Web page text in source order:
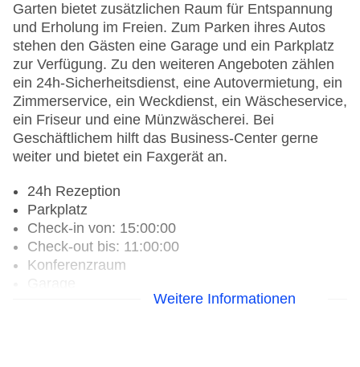
Garten bietet zusätzlichen Raum für Entspannung
und Erholung im Freien. Zum Parken ihres Autos
stehen den Gästen eine Garage und ein Parkplatz
zur Verfügung. Zu den weiteren Angeboten zählen
ein 24h-Sicherheitsdienst, eine Autovermietung, ein
Zimmerservice, ein Weckdienst, ein Wäscheservice,
ein Friseur und eine Münzwäscherei. Bei
Geschäftlichem hilft das Business-Center gerne
weiter und bietet ein Faxgerät an.
24h Rezeption
Parkplatz
Check-in von: 15:00:00
Check-out bis: 11:00:00
Konferenzraum
Garten: gegen GebührWeitere Informationen